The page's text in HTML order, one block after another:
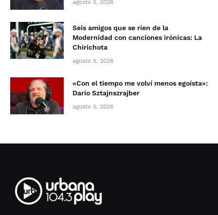
agosto 5, 2026
Seis amigos que se ríen de la
Modernidad con canciones irónicas: La
Chirichota
agosto 5, 2026
«Con el tiempo me volví menos egoísta»:
Darío Sztajnszrajber
agosto 5, 2026